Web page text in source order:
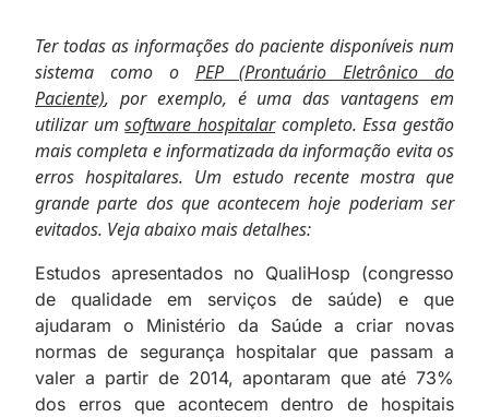
Ter todas as informações do paciente disponíveis num
sistema como o PEP (Prontuário Eletrônico do
Paciente), por exemplo, é uma das vantagens em
utilizar umsoftware hospitalarcompleto. Essa gestão
mais completa e informatizada da informação evita os
erros hospitalares. Um estudo recente mostra que
grande parte dos que acontecem hoje poderiam ser
evitados. Veja abaixo mais detalhes:
Estudos apresentados no QualiHosp (congresso
de qualidade em serviços de saúde) e que
ajudaram o Ministério da Saúde a criar novas
normas de segurança hospitalar que passam a
valer a partir de 2014, apontaram que até 73%
dos erros que acontecem dentro de hospitais